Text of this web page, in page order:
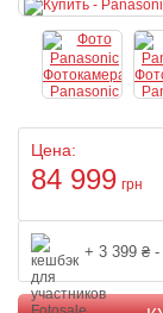
Цена:
84 999 грн
+ 3 399 ₴ -